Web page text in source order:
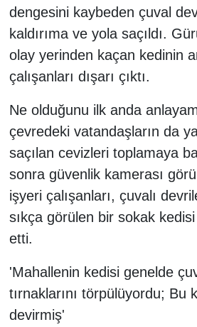
dengesini kaybeden çuval
kaldırıma ve yola saçıldı.
olay yerinden kaçan kedinin
çalışanları dışarı çıktı.
Ne olduğunu ilk anda
çevredeki vatandaşların da
saçılan cevizleri toplamaya
sonra güvenlik kamerası
işyeri çalışanları, çuvalı
sıkça görülen bir sokak
etti.
'Mahallenin kedisi genelde
tırnaklarını törpülüyordu; Bu
devirmiş'